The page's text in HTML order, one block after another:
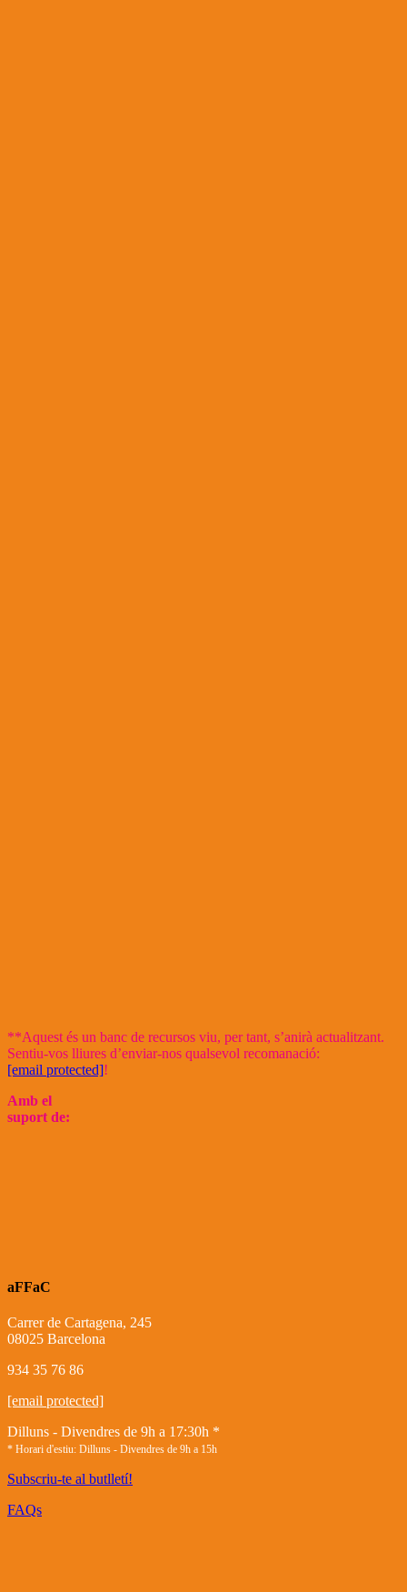
**Aquest és un banc de recursos viu, per tant, s’anirà actualitzant.
Sentiu-vos lliures d’enviar-nos qualsevol recomanació:
[email protected]!
Amb el
suport de:
aFFaC
Carrer de Cartagena, 245
08025 Barcelona
934 35 76 86
[email protected]
Dilluns - Divendres de 9h a 17:30h *
* Horari d'estiu: Dilluns - Divendres de 9h a 15h
Subscriu-te al butlletí!
FAQs